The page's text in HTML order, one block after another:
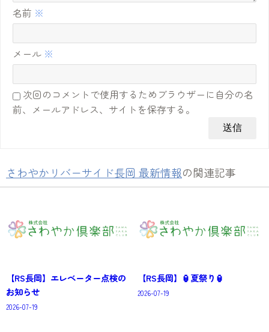
名前 ※
メール ※
次回のコメントで使用するためブラウザーに自分の名
前、メールアドレス、サイトを保存する。
さわやかリバーサイド長岡 最新情報の関連記事
【RS長岡】エレベーター点検の
お知らせ
2026-07-19
【RS長岡】🏮夏祭り🏮
2026-07-19